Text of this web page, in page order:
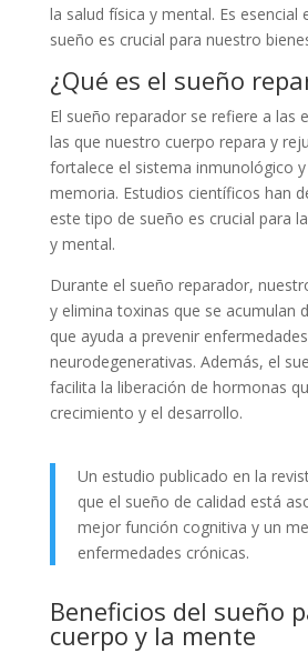
la salud física y mental. Es esencial
sueño es crucial para nuestro
¿Qué es el sueño
El sueño reparador se refiere a las
las que nuestro cuerpo repara y
fortalece el sistema inmunológico
memoria. Estudios científicos han
este tipo de sueño es crucial para
y mental.
Durante el sueño reparador,
y elimina toxinas que se acumulan
que ayuda a prevenir enfermedades
neurodegenerativas. Además, el
facilita la liberación de hormonas
crecimiento y el desarrollo.
Un estudio publicado en la
que el sueño de calidad está
mejor función cognitiva y un
enfermedades crónicas.
Beneficios del sueño
cuerpo y la mente